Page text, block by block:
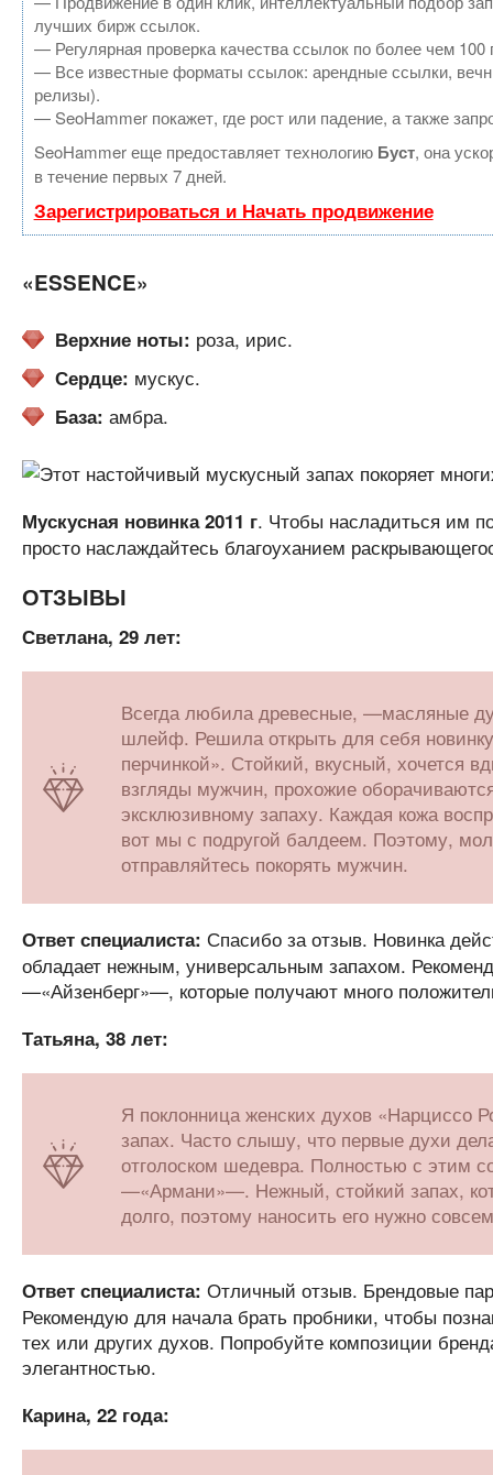
лучших бирж ссылок.
— Регулярная проверка качества ссылок по более чем
— Все известные форматы ссылок: арендные ссылки,
релизы).
— SeoHammer покажет, где рост или падение, а также
SeoHammer еще предоставляет технологию Буст, она
в течение первых 7 дней.
Зарегистрироваться и Начать продвижение
«ESSENCE»
Верхние ноты: роза, ирис.
Сердце: мускус.
База: амбра.
Мускусная новинка 2011 г. Чтобы насладиться им
просто наслаждайтесь благоуханием
ОТЗЫВЫ
Светлана, 29 лет:
Всегда любила древесные, —масляные
шлейф. Решила открыть для себя
перчинкой». Стойкий, вкусный, хочется
взгляды мужчин, прохожие
эксклюзивному запаху. Каждая кожа
вот мы с подругой балдеем. Поэтому,
отправляйтесь покорять мужчин.
Ответ специалиста: Спасибо за отзыв. Новинка
обладает нежным, универсальным запахом.
—«Айзенберг»—, которые получают много
Татьяна, 38 лет:
Я поклонница женских духов «Нарциссо
запах. Часто слышу, что первые духи
отголоском шедевра. Полностью с этим
—«Армани»—. Нежный, стойкий запах,
долго, поэтому наносить его нужно
Ответ специалиста: Отличный отзыв. Брендовые
Рекомендую для начала брать пробники, чтобы
тех или других духов. Попробуйте композиции
элегантностью.
Карина, 22 года: